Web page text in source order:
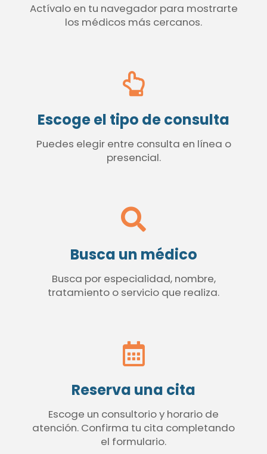
Actívalo en tu navegador para mostrarte
los médicos más cercanos.
Escoge el tipo de consulta
Puedes elegir entre consulta en línea o
presencial.
Busca un médico
Busca por especialidad, nombre,
tratamiento o servicio que realiza.
Reserva una cita
Escoge un consultorio y horario de
atención. Confirma tu cita completando
el formulario.